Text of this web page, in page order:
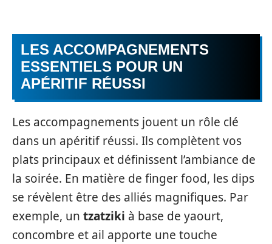
LES ACCOMPAGNEMENTS
ESSENTIELS POUR UN
APÉRITIF RÉUSSI
Les accompagnements jouent un rôle clé
dans un apéritif réussi. Ils complètent vos
plats principaux et définissent l’ambiance de
la soirée. En matière de finger food, les dips
se révèlent être des alliés magnifiques. Par
exemple, un tzatziki à base de yaourt,
concombre et ail apporte une touche